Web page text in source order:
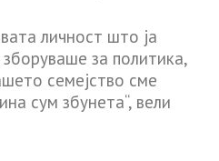
личност што ја
за политика,
семејство сме
сум збунета“, вели